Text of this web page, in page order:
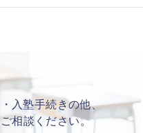
入塾手続きの他、
相談ください。